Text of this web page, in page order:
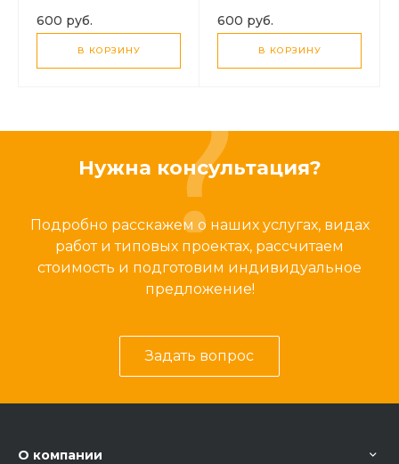
зеленый лес
600 руб.
В КОРЗИНУ
ярко-розовый
600 руб.
В КОРЗИНУ
Нужна консультация?
Подробно расскажем о наших услугах, видах
работ и типовых проектах, рассчитаем
стоимость и подготовим индивидуальное
предложение!
Задать вопрос
О компании